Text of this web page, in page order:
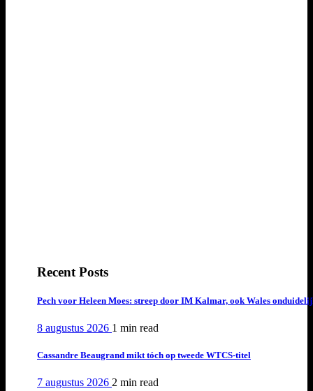
Recent Posts
Pech voor Heleen Moes: streep door IM Kalmar, ook Wales
8 augustus 2026 1 min read
Cassandre Beaugrand mikt tóch op tweede WTCS-titel
7 augustus 2026 2 min read